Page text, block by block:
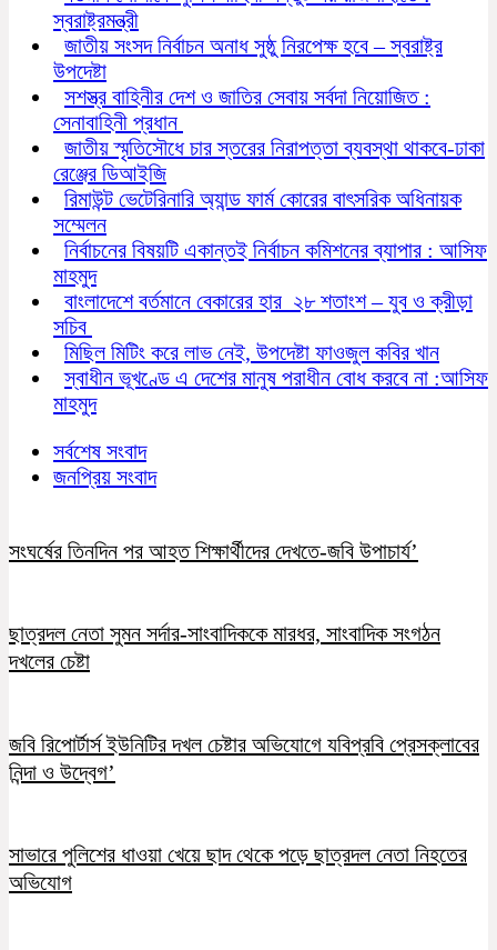
স্বরাষ্ট্রমন্ত্রী
জাতীয় সংসদ নির্বাচন অনাধ সুষ্ঠু নিরপেক্ষ হবে – স্বরাষ্ট্র
উপদেষ্টা
সশস্ত্র বাহিনীর দেশ ও জাতির সেবায় সর্বদা নিয়োজিত :
সেনাবাহিনী প্রধান
জাতীয় স্মৃতিসৌধে চার স্তরের নিরাপত্তা ব্যবস্থা থাকবে-ঢাকা
রেঞ্জের ডিআইজি
রিমাউন্ট ভেটেরিনারি অ্যান্ড ফার্ম কোরের বাৎসরিক অধিনায়ক
সম্মেলন
নির্বাচনের বিষয়টি একান্তই নির্বাচন কমিশনের ব্যাপার : আসিফ
মাহমুদ
বাংলাদেশে বর্তমানে বেকারের হার ২৮ শতাংশ – যুব ও ক্রীড়া
সচিব
মিছিল মিটিং করে লাভ নেই, উপদেষ্টা ফাওজুল কবির খান
স্বাধীন ভূখণ্ডে এ দেশের মানুষ পরাধীন বোধ করবে না :আসিফ
মাহমুদ
সর্বশেষ সংবাদ
জনপ্রিয় সংবাদ
সংঘর্ষের তিনদিন পর আহত শিক্ষার্থীদের দেখতে-জবি উপাচার্য’
ছাত্রদল নেতা সুমন সর্দার-সাংবাদিককে মারধর, সাংবাদিক সংগঠন
দখলের চেষ্টা
জবি রিপোর্টার্স ইউনিটির দখল চেষ্টার অভিযোগে যবিপ্রবি প্রেসক্লাবের
নিন্দা ও উদ্বেগ’
সাভারে পুলিশের ধাওয়া খেয়ে ছাদ থেকে পড়ে ছাত্রদল নেতা নিহতের
অভিযোগ